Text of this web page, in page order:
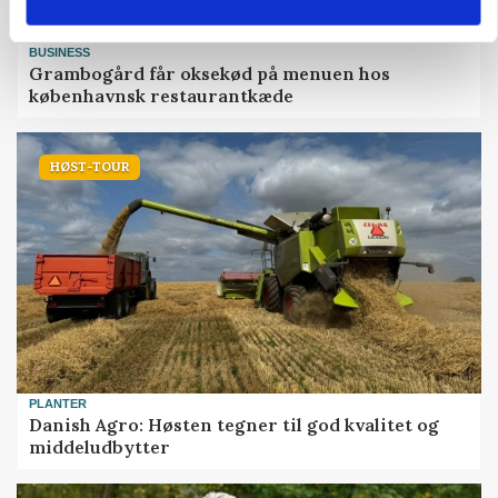
BUSINESS
Grambogård får oksekød på menuen hos
københavnsk restaurantkæde
HØST-TOUR
PLANTER
Danish Agro: Høsten tegner til god kvalitet og
middeludbytter